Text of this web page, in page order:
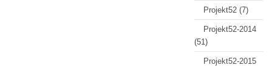
Projekt52 (7)
Projekt52-2014
(51)
Projekt52-2015